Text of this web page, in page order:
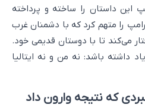
این داستان را ساخته و پرداخته
را متهم کرد که با دشمنان غرب
می‌کند تا با دوستان قدیمی خود.
داشته باشد: نه من و نه ایتالیا
که نتیجه وارون داد